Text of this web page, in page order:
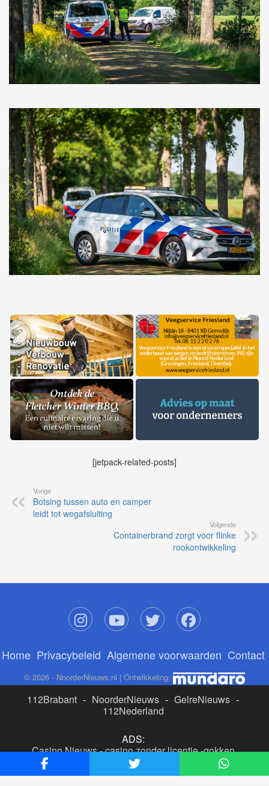
[jetpack-related-posts]
Vorige
Botsing tussen auto en camper
leidt tot wegafsluiting
Volgende
Containerbrand zorgt voor flinke
rookontwikkeling
Home Privacybeleid Algemene voorwaarden Contact
© 2026 - NoorderNieuws.nl | Ontwikkeling:
112Brabant - NoorderNieuws - GelreNieuws -
112Nederland
ADS:
Casino Nieuws-casino zonder licentie-gokken
buitenlandse site
beste online casino nederland